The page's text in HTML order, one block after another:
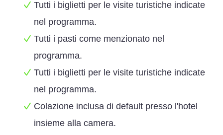
Tutti i biglietti per le visite turistiche indicate
nel programma.
Tutti i pasti come menzionato nel
programma.
Tutti i biglietti per le visite turistiche indicate
nel programma.
Colazione inclusa di default presso l'hotel
insieme alla camera.